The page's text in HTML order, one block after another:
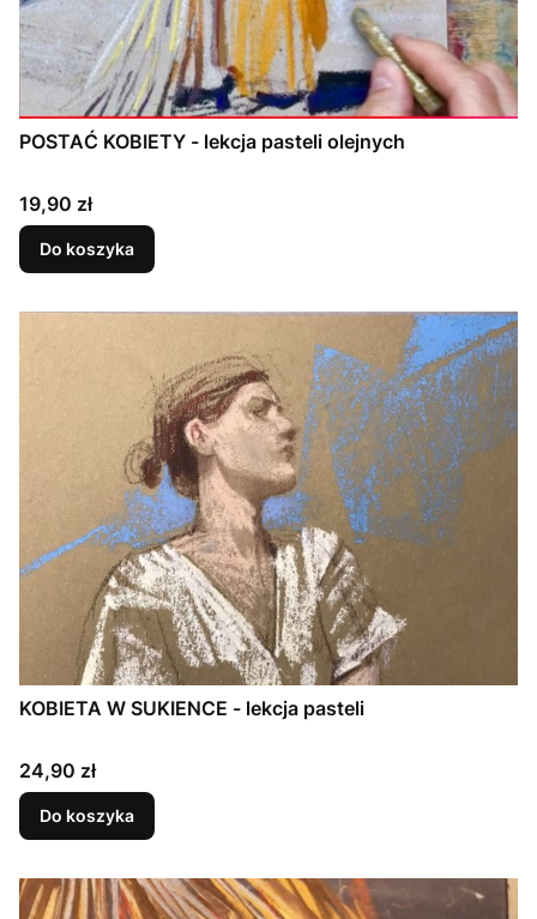
POSTAĆ KOBIETY - lekcja pasteli olejnych
Cena
19,90 zł
Do koszyka
KOBIETA W SUKIENCE - lekcja pasteli
Cena
24,90 zł
Do koszyka